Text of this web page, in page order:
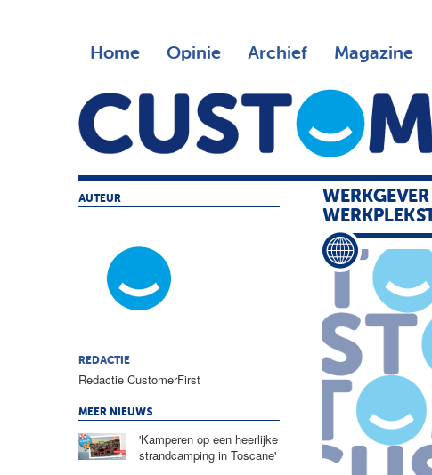
Home Opinie Archief Magazine
AUTEUR
REDACTIE
Redactie CustomerFirst
MEER NIEUWS
'Kamperen op een heerlijke
strandcamping in Toscane'